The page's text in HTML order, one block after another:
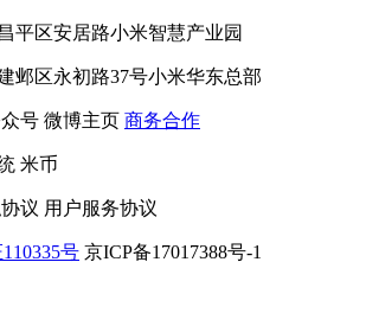
平区安居路小米智慧产业园
邺区永初路37号小米华东总部
号 微博主页 商务合作
米币
议 用户服务协议
号 京ICP备17017388号-1